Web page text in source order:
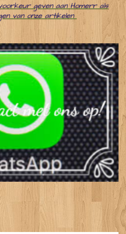
geven aan Homerr als
van onze artikelen